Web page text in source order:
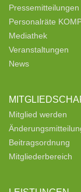
Pressemitteilungen
Personalräte
Mediathek
Veranstaltungen
News
Mitglied werden
Beitragsordnung
Mitgliederbereich